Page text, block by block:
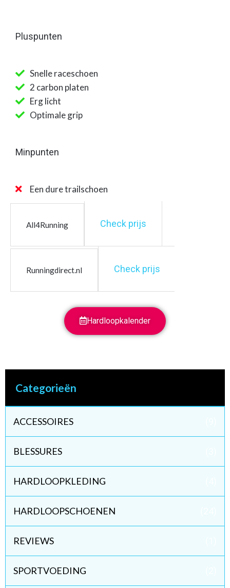
Pluspunten
Snelle raceschoen
2 carbon platen
Erg licht
Optimale grip
Minpunten
Een dure trailschoen
All4Running Check prijs
Runningdirect.nl Check prijs
Hardloopkalender
Categorieën
ACCESSOIRES
BLESSURES
HARDLOOPKLEDING
HARDLOOPSCHOENEN
REVIEWS
SPORTVOEDING